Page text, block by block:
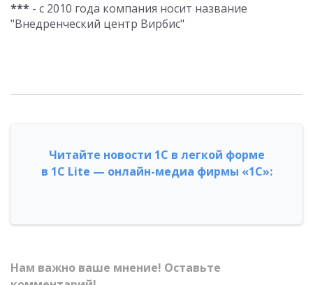
*** - с 2010 года компания носит название
"Внедренческий центр Вирбис"
Читайте новости 1С в легкой форме
в 1С Lite — онлайн-медиа фирмы «1С»:
Нам важно ваше мнение! Оставьте